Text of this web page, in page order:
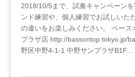
2018/10/5まで、試奏キャンペーン
ンド練習や、個人練習でお試しいた
の違いをお楽しみください。 ベース
プラザ店 http://bassontop.tokyo.jp/
野区中野4-1-1 中野サンプラザB1F...